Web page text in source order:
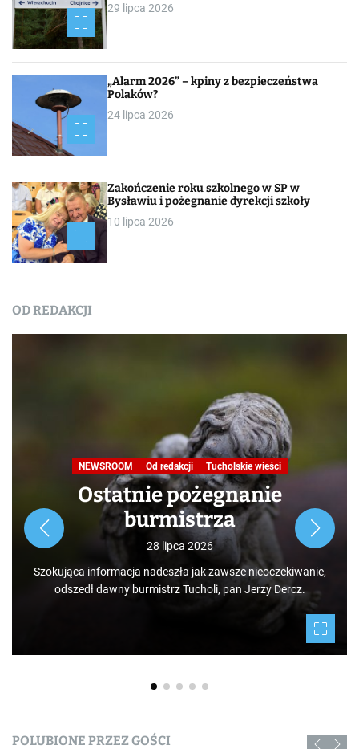
29 lipca 2026
„Alarm 2026” – kpiny z bezpieczeństwa
Polaków?
24 lipca 2026
Zakończenie roku szkolnego w SP w
Bysławiu i pożegnanie dyrekcji szkoły
10 lipca 2026
OD REDAKCJI
Podróże małe i duże. Ścieżka
przyrodniczo-dydaktyczna
„Jelenia Wyspa”
24 lipca 2026
Rozpoczynamy nowy cykl opowieści zarówno dla turystów,
jak i mieszkańców, którzy niekoniecznie muszą podróżować
po świecie. Mamy niezwykłe szczęście żyć w Borach
Tucholskich i korzystać i to w dodatku za darmo z tego, co
daje nam natura.
POLUBIONE PRZEZ GOŚCI